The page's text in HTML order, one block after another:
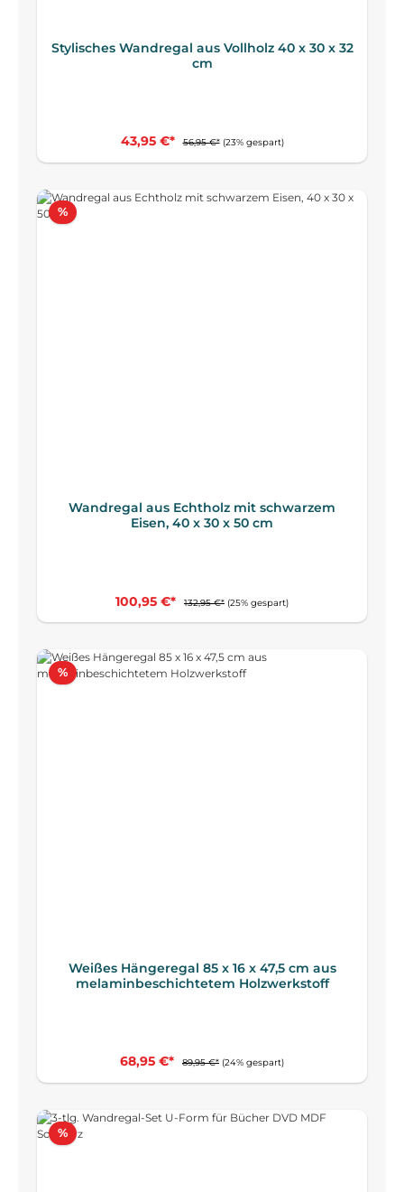
Stylisches Wandregal aus Vollholz 40 x 30 x 32
cm
43,95 €* 56,95 €* (23% gespart)
%Rabatt
Wandregal aus Echtholz mit schwarzem
Eisen, 40 x 30 x 50 cm
100,95 €* 132,95 €* (25% gespart)
%Rabatt
Weißes Hängeregal 85 x 16 x 47,5 cm aus
melaminbeschichtetem Holzwerkstoff
68,95 €* 89,95 €* (24% gespart)
%Rabatt